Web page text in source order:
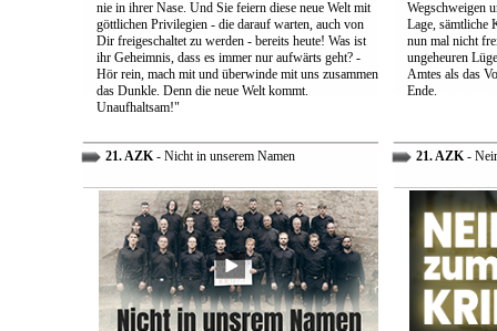
nie in ihrer Nase. Und Sie feiern diese neue Welt mit
göttlichen Privilegien - die darauf warten, auch von
Dir freigeschaltet zu werden - bereits heute! Was ist
ihr Geheimnis, dass es immer nur aufwärts geht? -
Hör rein, mach mit und überwinde mit uns zusammen
das Dunkle. Denn die neue Welt kommt.
Unaufhaltsam!"
Wegschweigen
Lage, sämtliche
nun mal nicht
ungeheuren
Amtes als das
Ende.
21. AZK- Nicht in unserem Namen 21. AZK-